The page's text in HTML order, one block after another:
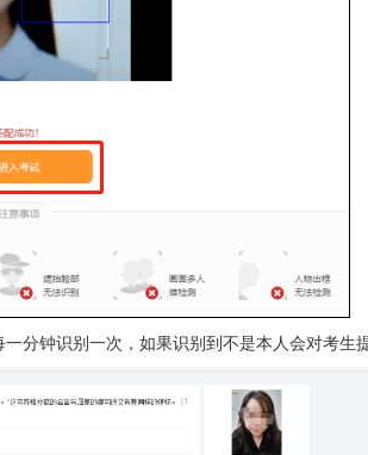
分钟识别一次，如果识别到不是本人会对考生